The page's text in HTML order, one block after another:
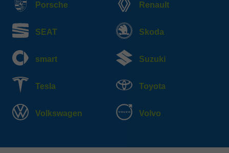
Porsche Renault
SEAT Skoda
smart Suzuki
Tesla Toyota
Volkswagen Volvo